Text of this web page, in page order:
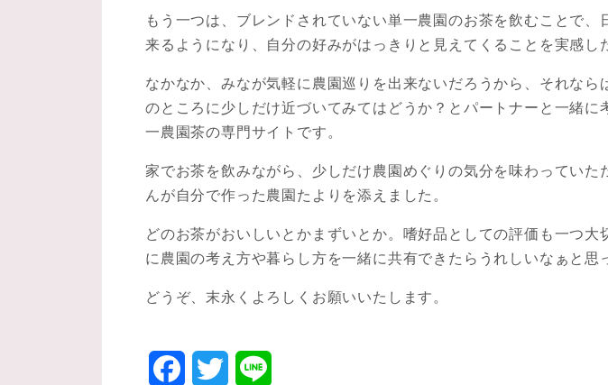
もう一つは、ブレンドされていない単一農園のお茶を飲むことで、
来るようになり、自分の好みがはっきりと見えてくることを実感し
なかなか、みなが気軽に農園巡りを出来ないだろうから、それなら
のところに少しだけ近づいてみてはどうか？とパートナーと一緒に
一農園茶の専門サイトです。
家でお茶を飲みながら、少しだけ農園めぐりの気分を味わっていた
んが自分で作った農園たよりを添えました。
どのお茶がおいしいとかまずいとか。嗜好品としての評価も一つ大
に農園の考え方や暮らし方を一緒に共有できたらうれしいなぁと思
どうぞ、末永くよろしくお願いいたします。